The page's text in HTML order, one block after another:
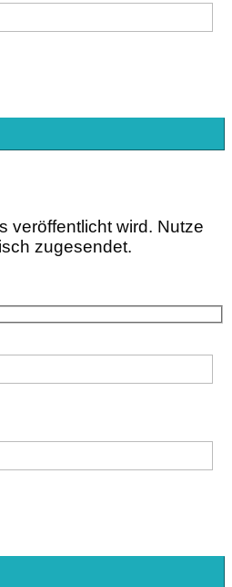
veröffentlicht wird. Nutze
zugesendet.